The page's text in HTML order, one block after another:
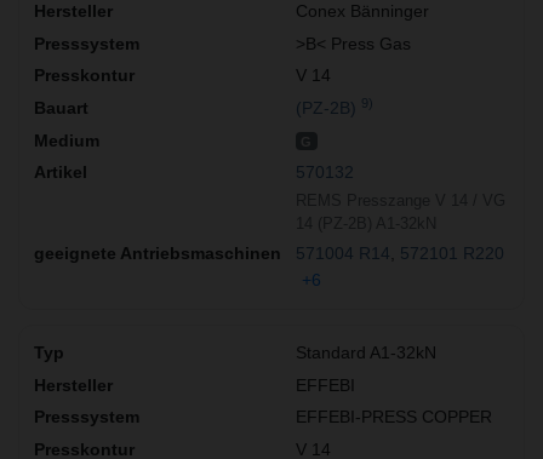
Conex Bänninger
>B< Press Gas
V 14
(PZ-2B)
9)
570132
571004 R14
572101 R220
+6
Standard A1-32kN
EFFEBI
EFFEBI-PRESS COPPER
V 14